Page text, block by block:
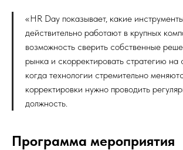
«HR Day показывает, какие
действительно работают в крупных
возможность сверить собственные
рынка и скорректировать стратегию
когда технологии стремительно
корректировки нужно проводить
должность.
Программа мероприятия